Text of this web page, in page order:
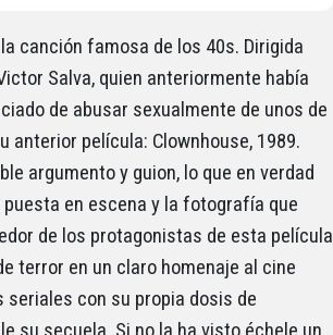
canción famosa de los 40s. Dirigida
Salva, quien anteriormente había
de abusar sexualmente de unos de
anterior película: Clownhouse, 1989.
argumento y guion, lo que en verdad
puesta en escena y la fotografía que
de los protagonistas de esta película
terror en un claro homenaje al cine
seriales con su propia dosis de